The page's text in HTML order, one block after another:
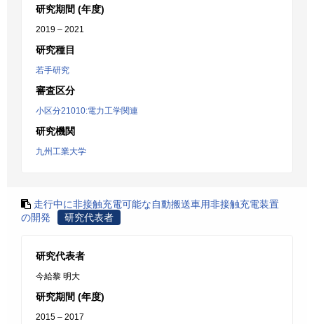
研究期間 (年度)
2019 – 2021
研究種目
若手研究
審査区分
小区分21010:電力工学関連
研究機関
九州工業大学
走行中に非接触充電可能な自動搬送車用非接触充電装置
の開発
研究代表者
研究代表者
今給黎 明大
研究期間 (年度)
2015 – 2017